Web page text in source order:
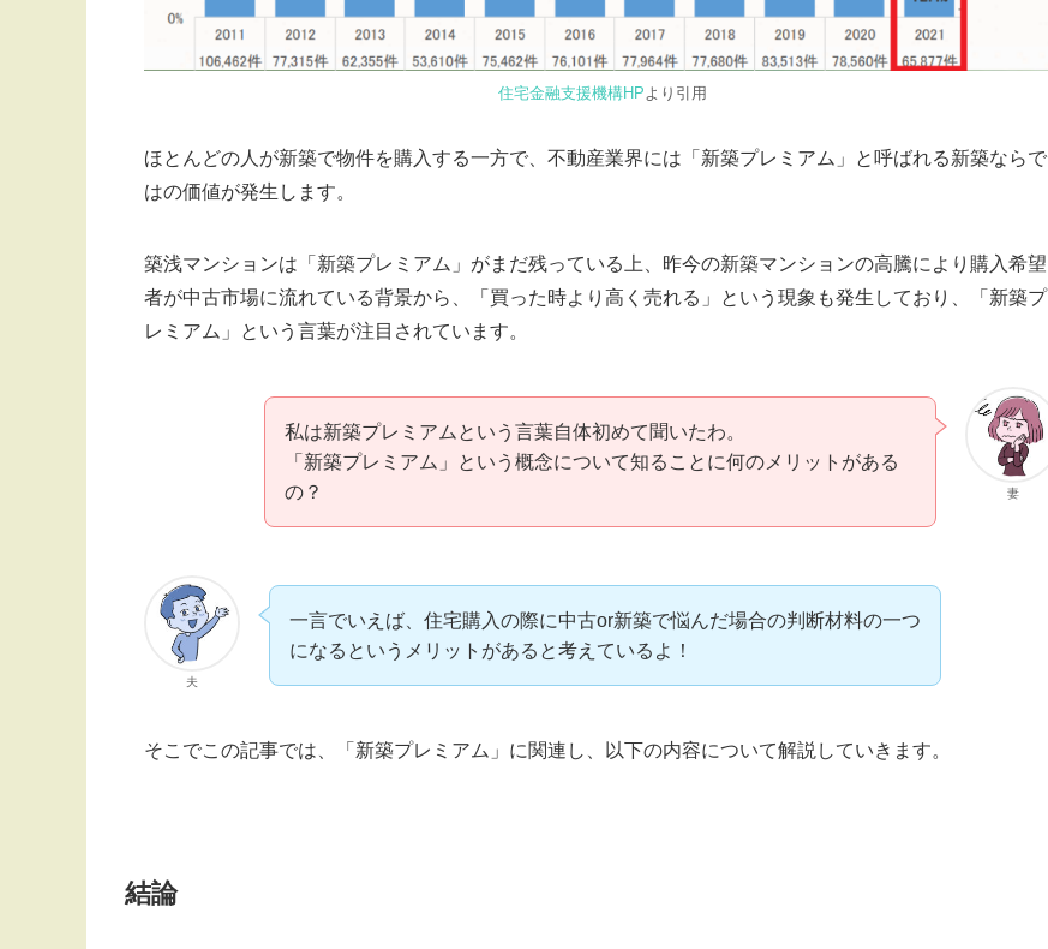
住宅金融支援機構HP より引用
ほとんどの人が新築で物件を購入する一方で、不動産業界には「新築プレミアム」と呼ばれる新築ならで
はの価値が発生します。
築浅マンションは「新築プレミアム」がまだ残っている上、昨今の新築マンションの高騰により購入希望
者が中古市場に流れている背景から、「買った時より高く売れる」という現象も発生しており、「新築プ
レミアム」という言葉が注目されています。
妻
私は新築プレミアムという言葉自体初めて聞いたわ。
「新築プレミアム」という概念について知ることに何のメリットがある
の？
夫
一言でいえば、住宅購入の際に中古or新築で悩んだ場合の判断材料の一つ
になるというメリットがあると考えているよ！
そこでこの記事では、「新築プレミアム」に関連し、以下の内容について解説していきます。
結論